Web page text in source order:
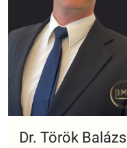
Dr. Török Balázs